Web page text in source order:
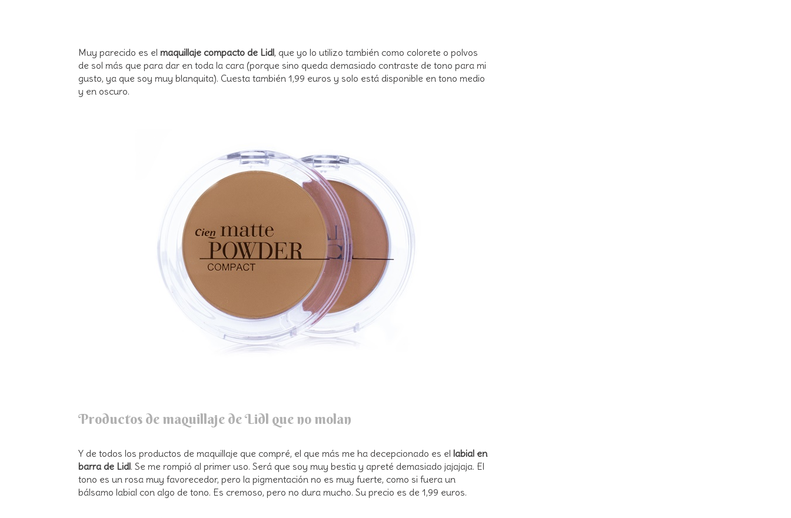
Muy parecido es el maquillaje compacto de Lidl, que yo lo utilizo también como colorete o polvos
de sol más que para dar en toda la cara (porque sino queda demasiado contraste de tono para mi
gusto, ya que soy muy blanquita). Cuesta también 1,99 euros y solo está disponible en tono medio
y en oscuro.
Productos de maquillaje de Lidl que no molan
Y de todos los productos de maquillaje que compré, el que más me ha decepcionado es el labial en
barra de Lidl. Se me rompió al primer uso. Será que soy muy bestia y apreté demasiado jajajaja. El
tono es un rosa muy favorecedor, pero la pigmentación no es muy fuerte, como si fuera un
bálsamo labial con algo de tono. Es cremoso, pero no dura mucho. Su precio es de 1,99 euros.